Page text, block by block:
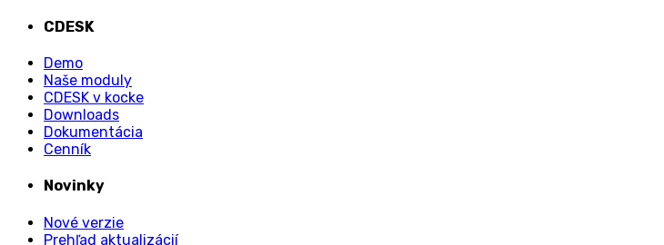
CDESK
Demo
Naše moduly
CDESK v kocke
Downloads
Dokumentácia
Cenník
Novinky
Nové verzie
Prehľad aktualizácií